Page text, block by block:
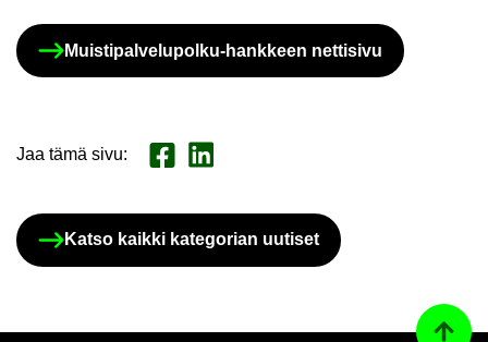
Muistipalvelupolku-​hankkeen net­ti­si­vu
Jaa tämä sivu: Jaa Face­book
Jaa Lin­ke­dI­nis­sä
Katso kaik­ki ka­te­go­rian uu­ti­set